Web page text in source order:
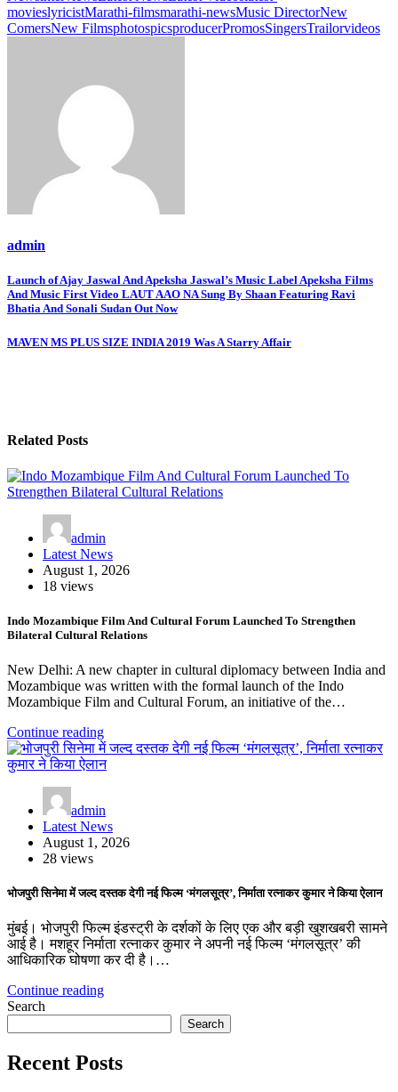
movieslyricistMarathi-filmsmarathi-newsMusic DirectorNew
ComersNew FilmsphotospicsproducerPromosSingersTrailorvideos
admin
Post
navigation
Launch of Ajay Jaswal And Apeksha Jaswal’s Music Label Apeksha Films
And Music First Video LAUT AAO NA Sung By Shaan Featuring Ravi
Bhatia And Sonali Sudan Out Now
MAVEN MS PLUS SIZE INDIA 2019 Was A Starry Affair
Related Posts
admin
Latest News
August 1, 2026
18 views
Indo Mozambique Film And Cultural Forum Launched To Strengthen
Bilateral Cultural Relations
New Delhi: A new chapter in cultural diplomacy between India and
Mozambique was written with the formal launch of the Indo
Mozambique Film and Cultural Forum, an initiative of the…
Continue reading
admin
Latest News
August 1, 2026
28 views
भोजपुरी सिनेमा में जल्द दस्तक देगी नई फिल्म ‘मंगलसूत्र’, निर्माता रत्नाकर कुमार ने किया ऐलान
मुंबई। भोजपुरी फिल्म इंडस्ट्री के दर्शकों के लिए एक और बड़ी खुशखबरी सामने
आई है। मशहूर निर्माता रत्नाकर कुमार ने अपनी नई फिल्म ‘मंगलसूत्र’ की
आधिकारिक घोषणा कर दी है।…
Continue reading
Search
Search
Recent Posts